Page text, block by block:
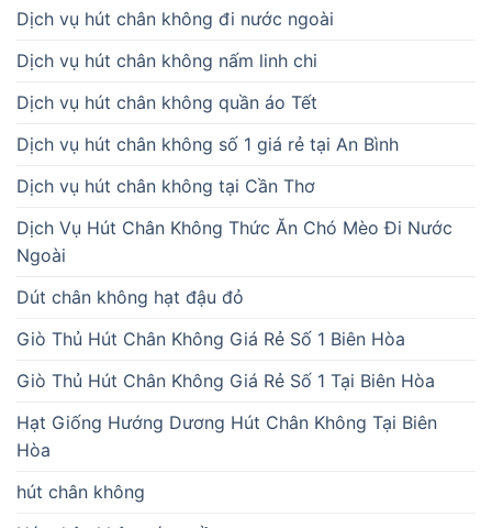
Dịch vụ hút chân không đi nước ngoài
Dịch vụ hút chân không nấm linh chi
Dịch vụ hút chân không quần áo Tết
Dịch vụ hút chân không số 1 giá rẻ tại An Bình
Dịch vụ hút chân không tại Cần Thơ
Dịch Vụ Hút Chân Không Thức Ăn Chó Mèo Đi Nước
Ngoài
Dút chân không hạt đậu đỏ
Giò Thủ Hút Chân Không Giá Rẻ Số 1 Biên Hòa
Giò Thủ Hút Chân Không Giá Rẻ Số 1 Tại Biên Hòa
Hạt Giống Hướng Dương Hút Chân Không Tại Biên
Hòa
hút chân không